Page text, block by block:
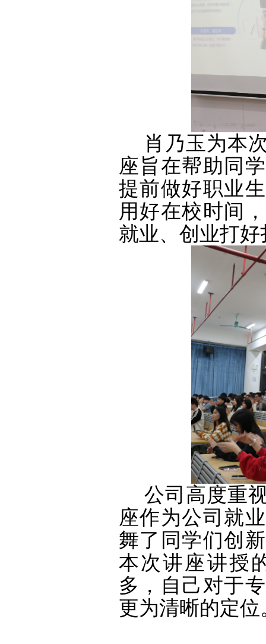
肖乃玉为本
座旨在帮助同
提前做好职业
用好在校时间
就业、创业打
公司高度重
座作为公司就
舞了同学们创
本次讲座讲授
多，自己对于
更为清晰的定位